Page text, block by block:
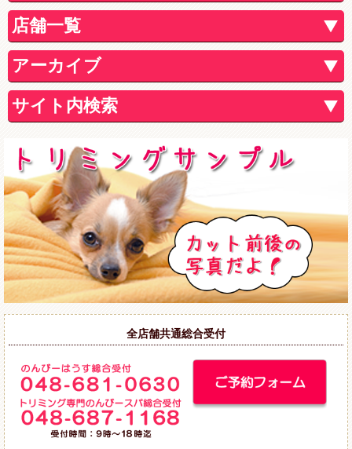
店舗一覧
アーカイブ
サイト内検索
全店舗共通総合受付